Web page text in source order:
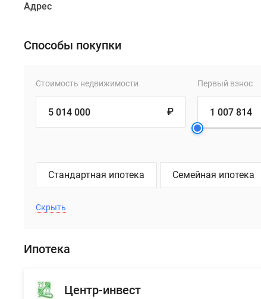
Адрес
Способы покупки
Стоимость недвижимости
₽
Первый взнос
Стандартная ипотека Семейная ипотека
Скрыть
Ипотека
Центр-инвест